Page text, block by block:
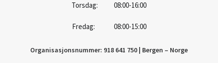
Torsdag: 08:00-16:00
Fredag: 08:00-15:00
Organisasjonsnummer: 918 641 750 | Bergen – Norge